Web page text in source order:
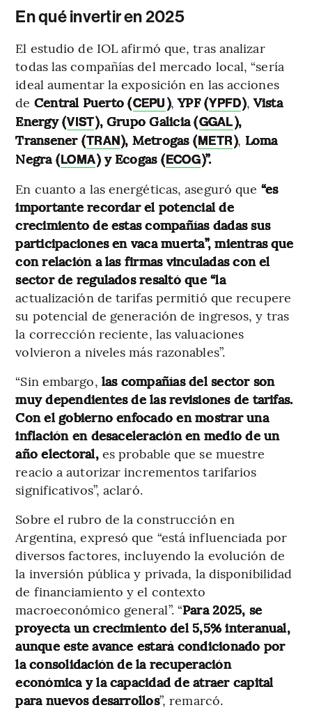
En qué invertir en 2025
El estudio de IOL afirmó que, tras analizar
todas las compañías del mercado local, “sería
ideal aumentar la exposición en las acciones
de Central Puerto (CEPU),YPF (YPFD),Vista
Energy (VIST), Grupo Galicia (GGAL),
Transener (TRAN), Metrogas (METR), Loma
Negra (LOMA) y Ecogas (ECOG)”.
En cuanto a las energéticas, aseguró que “es
importante recordar el potencial de
crecimiento de estas compañías dadas sus
participaciones en vaca muerta”, mientras que
con relación a las firmas vinculadas con el
sector de regulados resaltó que “la
actualización de tarifas permitió que recupere
su potencial de generación de ingresos, y tras
la corrección reciente, las valuaciones
volvieron a niveles más razonables”.
“Sin embargo, las compañías del sector son
muy dependientes de las revisiones de tarifas.
Con el gobierno enfocado en mostrar una
inflación en desaceleración en medio de un
año electoral,es probable que se muestre
reacio a autorizar incrementos tarifarios
significativos”, aclaró.
Sobre el rubro de la construcción en
Argentina, expresó que “está influenciada por
diversos factores, incluyendo la evolución de
la inversión pública y privada, la disponibilidad
de financiamiento y el contexto
macroeconómico general”. “Para 2025, se
proyecta un crecimiento del 5,5% interanual,
aunque este avance estará condicionado por
la consolidación de la recuperación
económica y la capacidad de atraer capital
para nuevos desarrollos”, remarcó.